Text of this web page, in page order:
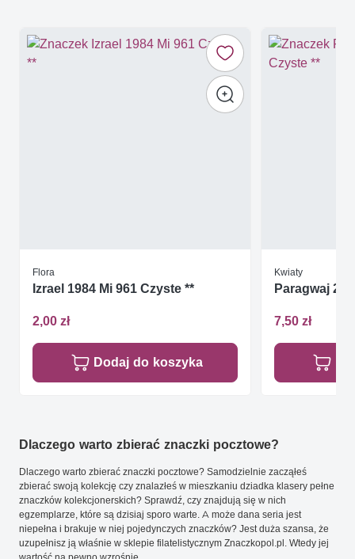
Flora
Izrael 1984 Mi 961 Czyste **
2,00 zł
Dodaj do koszyka
Kwiaty
Paragwaj
7,50 zł
Dlaczego warto zbierać znaczki pocztowe?
Dlaczego warto zbierać znaczki pocztowe? Samodzielnie zacząłeś
zbierać swoją kolekcję czy znalazłeś w mieszkaniu dziadka klasery pełne
znaczków kolekcjonerskich? Sprawdź, czy znajdują się w nich
egzemplarze, które są dzisiaj sporo warte. A może dana seria jest
niepełna i brakuje w niej pojedynczych znaczków? Jest duża szansa, że
uzupełnisz ją właśnie w sklepie filatelistycznym Znaczkopol.pl. Wtedy jej